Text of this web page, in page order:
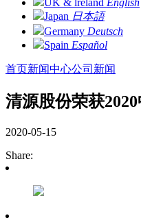
UK & lreland English
Japan 日本語
Germany Deutsch
Spain Español
首页新闻中心公司新闻
清源股份荣获
2020-05-15
Share: